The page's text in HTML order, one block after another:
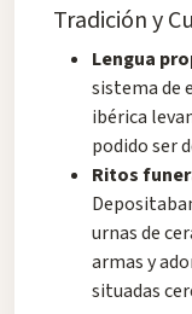
Tradición y
Lengua
sistema de
ibérica
podido ser
Ritos
urnas de
armas y
situadas